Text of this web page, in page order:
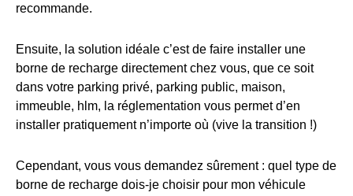
recommande.
Ensuite, la solution idéale c’est de faire installer une
borne de recharge directement chez vous, que ce soit
dans votre parking privé, parking public, maison,
immeuble, hlm, la réglementation vous permet d’en
installer pratiquement n’importe où (vive la transition !)
Cependant, vous vous demandez sûrement : quel type de
borne de recharge dois-je choisir pour mon véhicule